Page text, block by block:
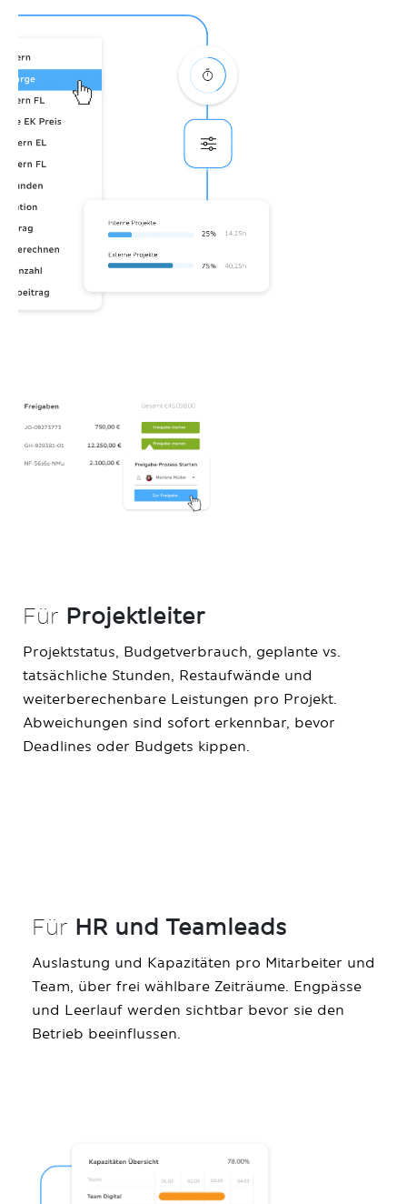
Für Projektleiter
Projektstatus, Budgetverbrauch, geplante vs.
tatsächliche Stunden, Restaufwände und
weiterberechenbare Leistungen pro Projekt.
Abweichungen sind sofort erkennbar, bevor
Deadlines oder Budgets kippen.
Für HR und Teamleads
Auslastung und Kapazitäten pro Mitarbeiter und
Team, über frei wählbare Zeiträume. Engpässe
und Leerlauf werden sichtbar bevor sie den
Betrieb beeinflussen.